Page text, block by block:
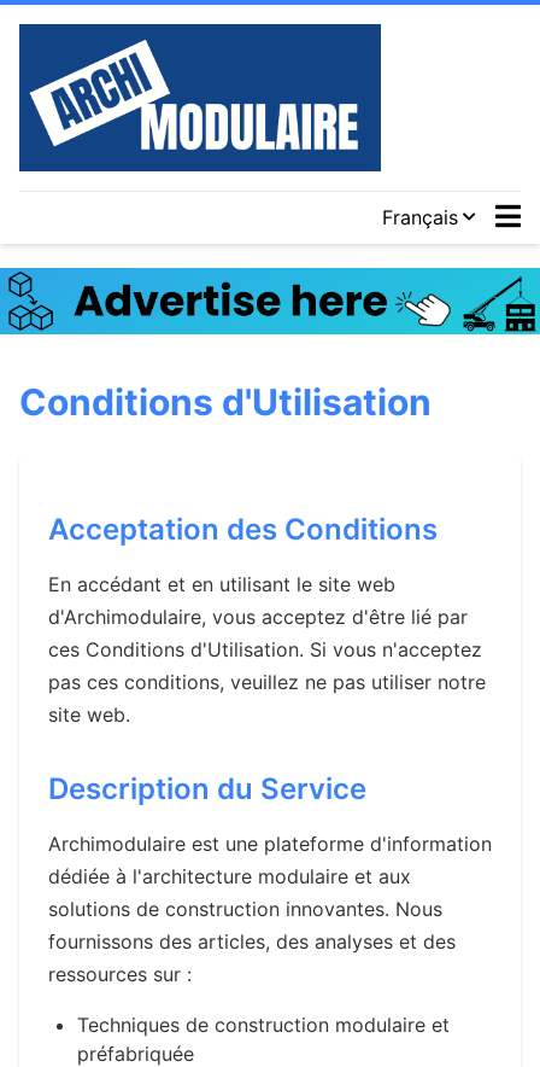
Français
Conditions d'Utilisation
Acceptation des Conditions
En accédant et en utilisant le site web
d'Archimodulaire, vous acceptez d'être lié par
ces Conditions d'Utilisation. Si vous n'acceptez
pas ces conditions, veuillez ne pas utiliser notre
site web.
Description du Service
Archimodulaire est une plateforme d'information
dédiée à l'architecture modulaire et aux
solutions de construction innovantes. Nous
fournissons des articles, des analyses et des
ressources sur :
Techniques de construction modulaire et
préfabriquée